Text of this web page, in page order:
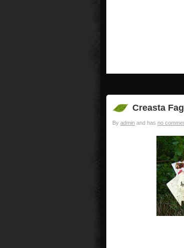
Creasta
By admin and has no